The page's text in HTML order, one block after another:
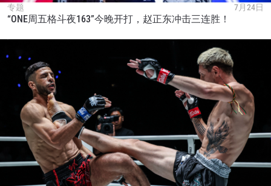
专题 7月24日
“ONE周五格斗夜163”今晚开打，赵正东冲击三连胜！